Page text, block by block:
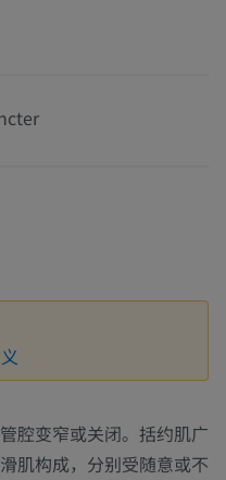
腔变窄或关闭。括约肌广
肌构成，分别受随意或不